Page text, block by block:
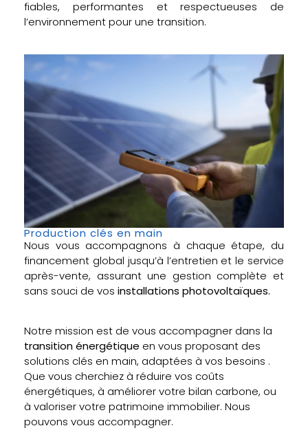
fiables, performantes et respectueuses de
l’environnement pour une transition.
Production clés en main
Nous vous accompagnons à chaque étape, du
financement global jusqu’à l’entretien et le service
après-vente, assurant une gestion complète et
sans souci de vos installations photovoltaïques.
Notre mission est de vous accompagner dans la
transition énergétique en vous proposant des
solutions clés en main, adaptées à vos besoins .
Que vous cherchiez à réduire vos coûts
énergétiques, à améliorer votre bilan carbone, ou
à valoriser votre patrimoine immobilier. Nous
pouvons vous accompagner.